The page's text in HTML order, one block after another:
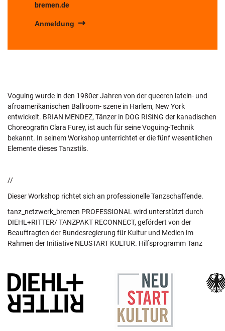
bremen.de
Anmeldung
Voguing wurde in den 1980er Jahren von der queeren latein- und
afroamerikanischen Ballroom- szene in Harlem, New York
entwickelt. BRIAN MENDEZ, Tänzer in DOG RISING der kanadischen
Choreograﬁn Clara Furey, ist auch für seine Voguing-Technik
bekannt. In seinem Workshop unterrichtet er die fünf wesentlichen
Elemente dieses Tanzstils.
//
Dieser Workshop richtet sich an professionelle Tanzschaffende.
tanz_netzwerk_bremen PROFESSIONAL wird unterstützt durch
DIEHL+RITTER/ TANZPAKT RECONNECT, gefördert von der
Beauftragten der Bundesregierung für Kultur und Medien im
Rahmen der Initiative NEUSTART KULTUR. Hilfsprogramm Tanz